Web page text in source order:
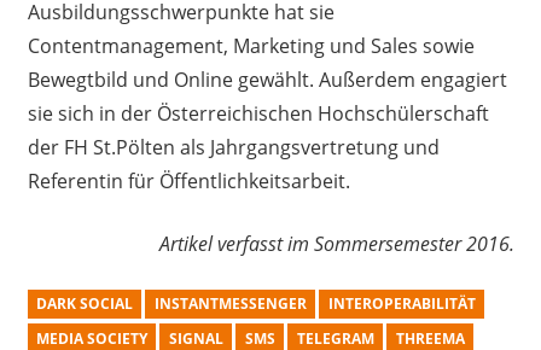
Ausbildungsschwerpunkte hat sie
Contentmanagement, Marketing und Sales sowie
Bewegtbild und Online gewählt. Außerdem engagiert
sie sich in der Österreichischen Hochschülerschaft
der FH St.Pölten als Jahrgangsvertretung und
Referentin für Öffentlichkeitsarbeit.
Artikel verfasst im Sommersemester 2016.
DARK SOCIAL INSTANTMESSENGER
INTEROPERABILITÄT
MEDIA SOCIETY
SIGNAL SMS TELEGRAM
THREEMA